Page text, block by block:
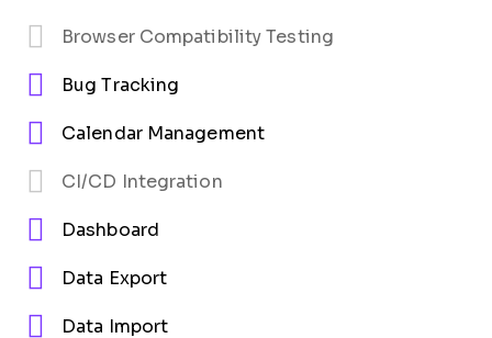
Browser Compatibility Testing
Bug Tracking
Calendar Management
CI/CD Integration
Dashboard
Data Export
Data Import